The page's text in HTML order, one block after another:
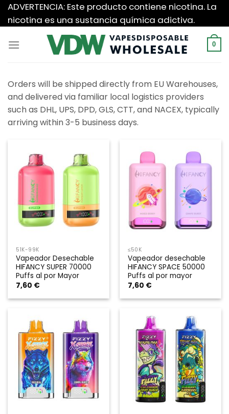
Saltar
ADVERTENCIA: Este producto contiene nicotina. La
nicotina es una sustancia química adictiva.
0
Orders will be shipped directly from EU Warehouses,
and delivered via familiar local logistics providers
such as DHL, UPS, DPD, GLS, CTT, and NACEX, typically
arriving within 3-5 business days.
51K-99K
Vapeador Desechable
HIFANCY SUPER 70000
Puffs al por Mayor
7,60 €
≤50K
Vapeador desechable
HIFANCY SPACE 50000
Puffs al por mayor
7,60 €